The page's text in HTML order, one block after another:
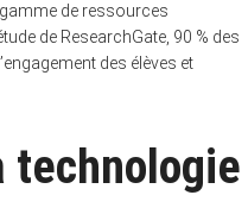
de ressources
de ResearchGate, 90 % des
des élèves et
technologie